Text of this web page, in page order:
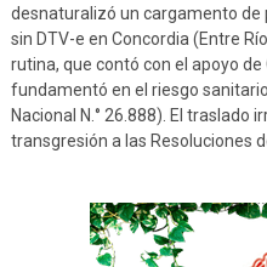
desnaturalizó un cargamento
sin DTV-e en Concordia (Entre
rutina, que contó con el apoyo
fundamentó en el riesgo
Nacional N.° 26.888). El
transgresión a las Resoluciones